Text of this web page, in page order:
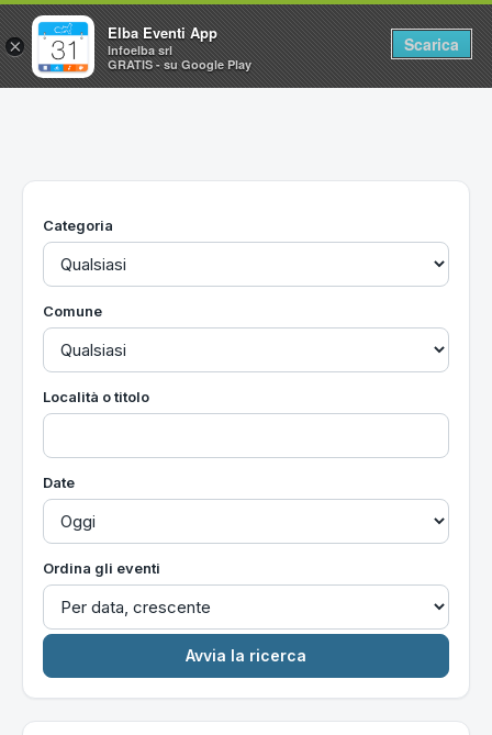
Home
Utilità
Categoria
Comune
Località o titolo
Date
Ordina gli eventi
×
Elba Eventi App
Infoelba srl
GRATIS - su Google Play
Scarica